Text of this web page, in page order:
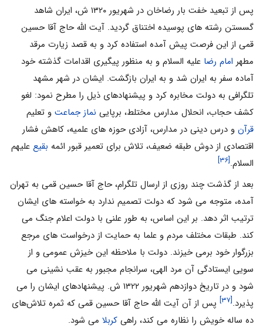
پس از تبعید خفت بار رضاخان در شهریور ۱۳۲۰ ش، ایران شاهد
گسستن رشته های پوسیده اختناق گردید. آیت الله حاج آقا حسین
قمی از این فرصت پیش آمده استفاده کرد و به قصد زیارت مرقد
مطهر امام رضا علیه السلام و به منظور پیگیری اقدامات گذشته خود
آماده سفر به ایران شد و به ایران بازگشت. ایشان در شهر مشهد
تلگرافی به دولت مخابره کرد و پیشنهادهای ذیل را مطرح نمود: لغو
کشف حجاب، انحلال مدارس مختلط، برپایی نماز جماعت و تعلیم
قرآن و درس دینی در مدارس، آزادی حوزه های علمیه، کاهش فشار
اقتصادی از دوش طبقه ضعیف، تلاش برای تعمیر قبور ائمه بقیع علیهم
السلام.[۳۶]
بعد از گذشت چند روزی از ارسال تلگرام، حاج آقا حسین قمی به تهران
آمده، متوجه می شود که دولت تصمیم ندارد به خواسته های ایشان
ترتیب اثر دهد. بر این اساس، به طور علنی با دولت اعلام جنگ می
کند. طبقات مختلف مردم و علما به حمایت از درخواست های مرجع
بزرگوار خود برمی خیزند. دولت با ملاحظه این خیزش عمومی و از
سویی ایستادگی آن مرد الهی، سرانجام مجبور به عقب نشینی می
شود و در تاریخ دوازدهم شهریور ۱۳۲۲ ش. پیشنهادهای ایشان را می
پذیرد.[۳۷]
پس از آن آیت الله حاج آقا حسین قمی که ثمره تلاش‌های
ده ساله خویش را نظاره می کند، راهی کربلا می شود.